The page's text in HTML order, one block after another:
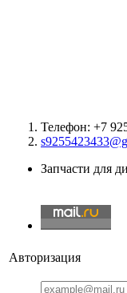
Телефон: +7
Запчасти для
Авторизация